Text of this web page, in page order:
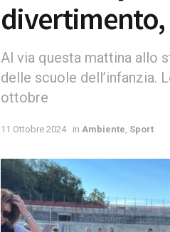
divertimento,
Al via questa mattina allo
delle scuole dell’infanzia.
ottobre
11 Ottobre 2024 in Ambiente Sport